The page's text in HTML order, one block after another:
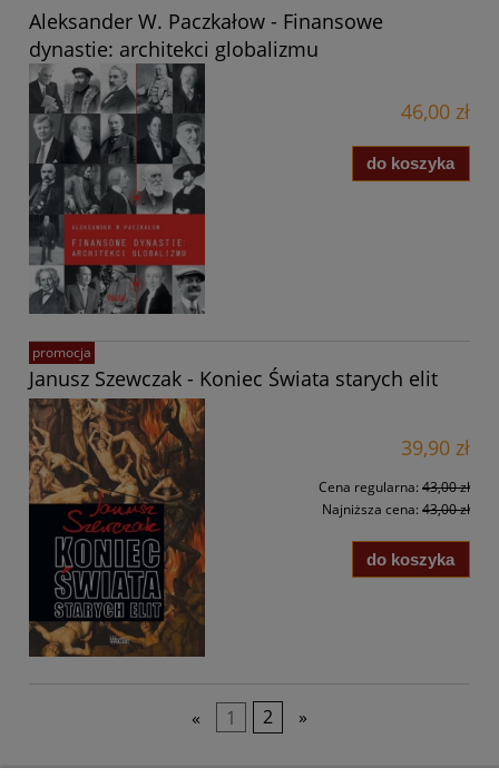
Aleksander W. Paczkałow - Finansowe
dynastie: architekci globalizmu
46,00 zł
do koszyka
Janusz Szewczak - Koniec Świata starych elit
39,90 zł
Cena regularna: 43,00 zł
Najniższa cena: 43,00 zł
do koszyka
promocja
« 1 2 »